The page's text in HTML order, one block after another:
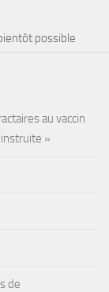
possible
au vaccin
»
de